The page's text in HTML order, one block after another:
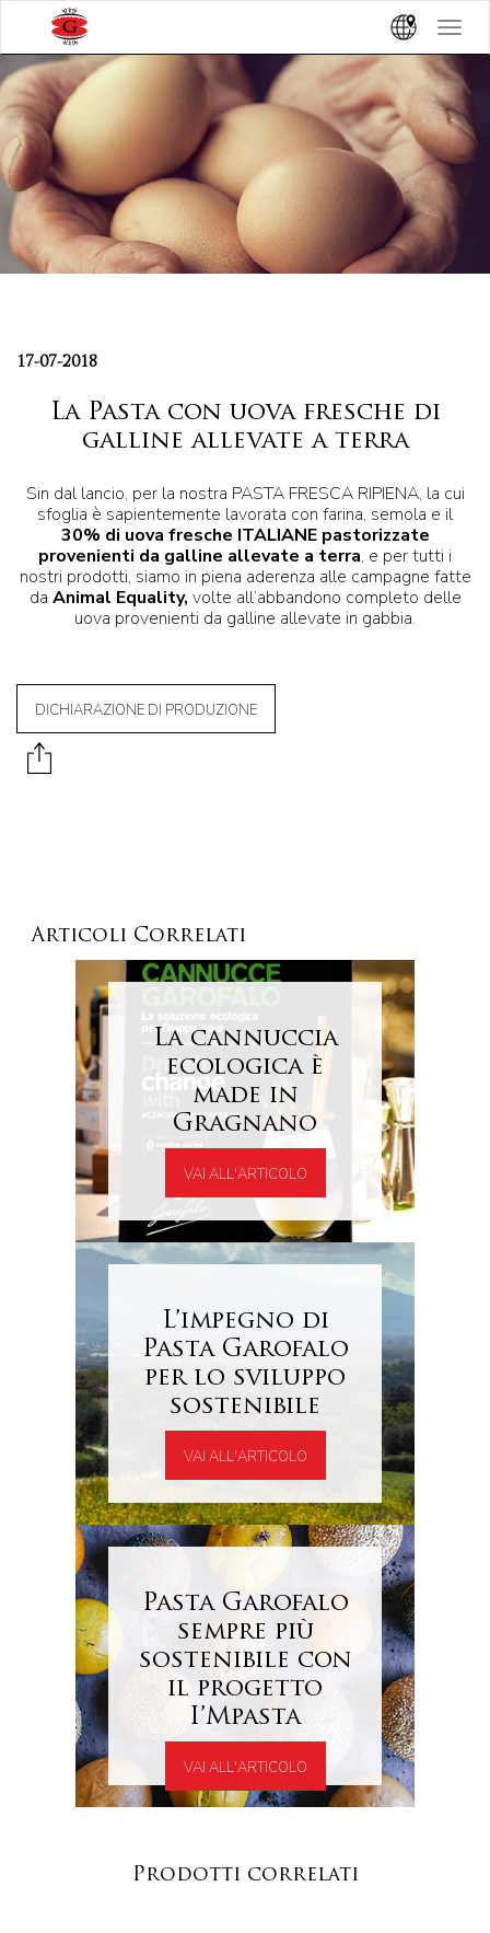
Toggle
17-07-2018
La Pasta con uova fresche di
galline allevate a terra
Sin dal lancio, per la nostra PASTA FRESCA RIPIENA, la cui
sfoglia è sapientemente lavorata con farina, semola e il
30% di uova fresche ITALIANE pastorizzate
provenienti da galline allevate a terra, e per tutti i
nostri prodotti, siamo in piena aderenza alle campagne fatte
da Animal Equality, volte all’abbandono completo delle
uova provenienti da galline allevate in gabbia.
DICHIARAZIONE DI PRODUZIONE
Articoli Correlati
La cannuccia
ecologica è
made in
Gragnano
VAI ALL'ARTICOLO
L’impegno di
Pasta Garofalo
per lo sviluppo
sostenibile
VAI ALL'ARTICOLO
Pasta Garofalo
sempre più
sostenibile con
il progetto
I’Mpasta
VAI ALL'ARTICOLO
Prodotti correlati